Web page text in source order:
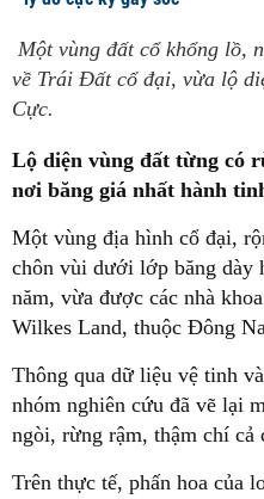
Một vùng đất cổ khổng lồ,
về Trái Đất cổ đại, vừa lộ
Cực.
Lộ diện vùng đất từng có
nơi băng giá nhất hành
Một vùng địa hình cổ đại,
chôn vùi dưới lớp băng dày
năm, vừa được các nhà
Wilkes Land, thuộc Đông
Thông qua dữ liệu vệ tinh
nhóm nghiên cứu đã vẽ lại
ngòi, rừng rậm, thậm chí cả
Trên thực tế, phấn hoa của